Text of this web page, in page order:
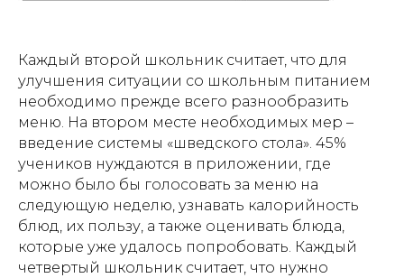
Каждый второй школьник считает, что для
улучшения ситуации со школьным питанием
необходимо прежде всего разнообразить
меню. На втором месте необходимых мер –
введение системы «шведского стола». 45%
учеников нуждаются в приложении, где
можно было бы голосовать за меню на
следующую неделю, узнавать калорийность
блюд, их пользу, а также оценивать блюда,
которые уже удалось попробовать. Каждый
четвертый школьник считает, что нужно